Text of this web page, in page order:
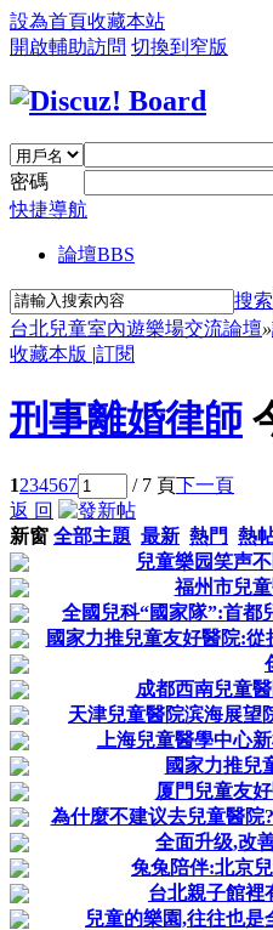
設為首頁收藏本站
開啟輔助訪問 切換到窄版
密碼
快捷導航
論壇BBS
搜索
台北兒童室內遊樂場交流論壇»
收藏本版 |訂閱
刑事離婚律師
1234567 / 7 頁下一頁
返 回
新窗 全部主題 最新 熱門 熱
兒童樂园笑声
福州市兒
全國兒科“國家隊”:首都
國家力推兒童友好醫院:
成都西南兒童
天津兒童醫院滨海展望
上海兒童醫學中心
國家力推兒
厦門兒童友
為什麼不建议去兒童醫院
全面升级,改
兔兔陪伴:北京
台北親子館裡
兒童的樂園,往往也